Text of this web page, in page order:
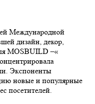
Международной
дизайн, декор,
MOSBUILD –«
Экспоненты
новые и популярные
посетителей.